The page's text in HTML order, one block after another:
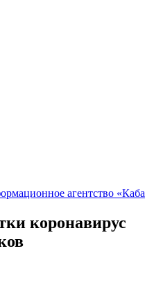
коронавирус